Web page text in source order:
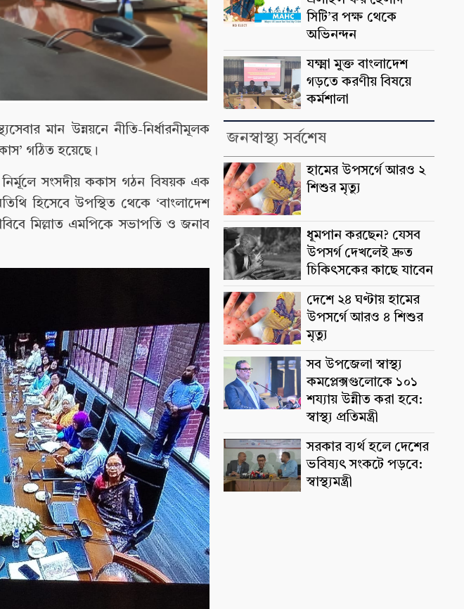
মান উন্নয়নে নীতি-নির্ধারনীমূলক
গঠিত হয়েছে।
নির্মূলে সংসদীয় ককাস গঠন বিষয়ক এক
হিসেবে উপস্থিত থেকে ‘বাংলাদেশ
মিল্লাত এমপিকে সভাপতি ও জনাব
সিটি’র পক্ষ থেকে
অভিনন্দন
যক্ষ্মা মুক্ত বাংলাদেশ
গড়তে করণীয় বিষয়ে
কর্মশালা
জনস্বাস্থ্য সর্বশেষ
হামের উপসর্গে আরও ২
শিশুর মৃত্যু
ধূমপান করছেন? যেসব
উপসর্গ দেখলেই দ্রুত
চিকিৎসকের কাছে যাবেন
দেশে ২৪ ঘণ্টায় হামের
উপসর্গে আরও ৪ শিশুর
মৃত্যু
সব উপজেলা স্বাস্থ্য
কমপ্লেক্সগুলোকে ১০১
শয্যায় উন্নীত করা হবে:
স্বাস্থ্য প্রতিমন্ত্রী
সরকার ব্যর্থ হলে দেশের
ভবিষ্যৎ সংকটে পড়বে:
স্বাস্থ্যমন্ত্রী